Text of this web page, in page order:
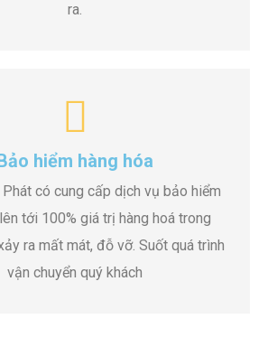
ra.
hiểm hàng hóa
có cung cấp dịch vụ bảo hiểm
tới 100% giá trị hàng hoá trong
ra mất mát, đỗ vỡ. Suốt quá trình
vận chuyển quý khách